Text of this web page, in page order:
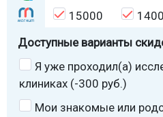
15000
Доступные варианты
Я уже проходил(а)
клиниках (-300 руб.)
Мои знакомые или